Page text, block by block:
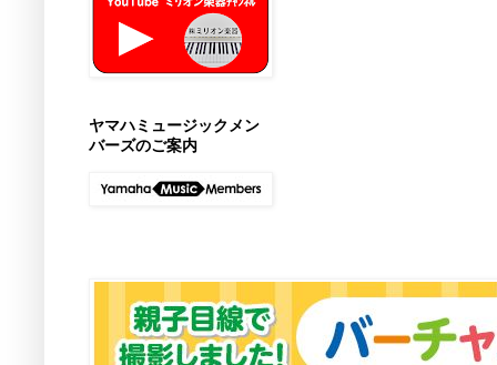
ヤマハミュージックメン
バーズのご案内